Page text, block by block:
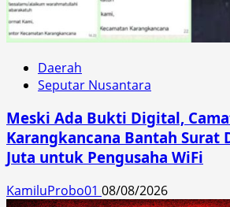
Daerah
Seputar Nusantara
Meski Ada Bukti Digital,
Karangkancana Bantah Surat
Juta untuk Pengusaha WiFi
KamiluProbo01 08/08/2026